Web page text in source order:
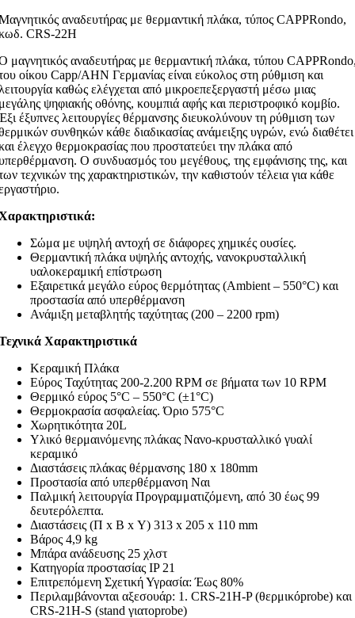
αναδευτήρας με θερμαντική πλάκα, τύπος CAPPRondo,
CRS-22H
μαγνητικός αναδευτήρας με θερμαντική πλάκα, τύπου
οίκου Capp/AHN Γερμανίας είναι εύκολος στη ρύθμιση και
καθώς ελέγχεται από μικροεπεξεργαστή μέσω μιας
ψηφιακής οθόνης, κουμπιά αφής και περιστροφικό κομβίο.
έξυπνες λειτουργίες θέρμανσης διευκολύνουν τη ρύθμιση των
συνθηκών κάθε διαδικασίας ανάμειξης υγρών, ενώ διαθέτει
έλεγχο θερμοκρασίας που προστατεύει την πλάκα από
Ο συνδυασμός του μεγέθους, της εμφάνισης της, και
τεχνικών της χαρακτηριστικών, την καθιστούν τέλεια για κάθε
Σώμα με υψηλή αντοχή σε διάφορες χημικές ουσίες.
Θερμαντική πλάκα υψηλής αντοχής, νανοκρυσταλλική
υαλοκεραμική επίστρωση
Εξαιρετικά μεγάλο εύρος θερμότητας (Ambient – 550°C) και
προστασία από υπερθέρμανση
Ανάμιξη μεταβλητής ταχύτητας (200 – 2200 rpm)
Χαρακτηριστικά
Κεραμική Πλάκα
Εύρος Ταχύτητας 200-2.200 RPM σε βήματα των 10 RPM
Θερμικό εύρος 5°C – 550°C (±1°C)
Θερμοκρασία ασφαλείας. Όριο 575°C
Χωρητικότητα 20L
Υλικό θερμαινόμενης πλάκας Νανο-κρυσταλλικό γυαλί
κεραμικό
Διαστάσεις πλάκας θέρμανσης 180 x 180mm
Προστασία από υπερθέρμανση Ναι
Παλμική λειτουργία Προγραμματιζόμενη, από 30 έως 99
δευτερόλεπτα.
Διαστάσεις (Π x Β x Υ) 313 x 205 x 110 mm
Βάρος 4,9 kg
Μπάρα ανάδευσης 25 χλστ
Κατηγορία προστασίας IP 21
Επιτρεπόμενη Σχετική Υγρασία: Έως 80%
Περιλαμβάνονται αξεσουάρ: 1. CRS-21H-P (θερμικόprobe) και
CRS-21H-S (stand γιατοprobe)